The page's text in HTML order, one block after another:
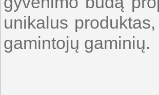
unikalus
gamintojų gaminių.